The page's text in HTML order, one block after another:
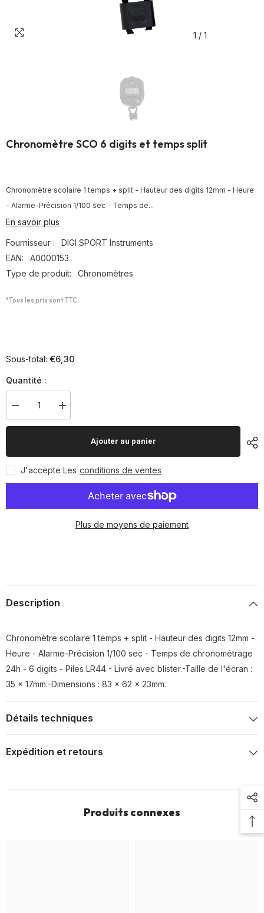
1 / 1
Chronomètre SCO 6 digits et temps split
Chronomètre scolaire 1 temps + split - Hauteur des digits 12mm - Heure
- Alarme-Précision 1/100 sec - Temps de...
En savoir plus
Fournisseur :
DIGI SPORT Instruments
EAN:
A0000153
Type de produit:
Chronomètres
*Tous les prix sont TTC.
Sous-total: €6,30
Quantité :
Diminuer
la
quantité
SCO
6
digits
et
Augmenter
la
quantité
Chronomètre
SCO
6
digits
et
Ajouter au panier
J'accepte Les conditions de ventes
Plus de moyens de paiement
Description
Chronomètre scolaire 1 temps + split - Hauteur des digits 12mm -
Heure - Alarme-Précision 1/100 sec - Temps de chronométrage
24h - 6 digits - Piles LR44 - Livré avec blister.-Taille de l'écran :
35 x 17mm.-Dimensions : 83 x 62 x 23mm.
Détails techniques
Expédition et retours
Produits connexes